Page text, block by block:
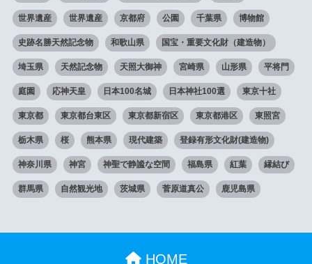
世界遺産 世界遺産 京都府 公園 千葉県 博物館
史跡名勝天然記念物 和歌山県 国宝・重要文化財（建造物）
埼玉県 天然記念物 天照大御神 宮崎県 山形県 平将門
庭園 応神天皇 日本100名城 日本神社100選 東京十社
東京都 東京都台東区 東京都新宿区 東京都港区 東照宮
栃木県 桜 熊本県 現代建築 登録有形文化財(建造物)
神奈川県 神宮 神聖で静謐な空間 福島県 紅葉 縁結び
群馬県 自然観光地 茨城県 菅原道真公 鹿児島県
HOME